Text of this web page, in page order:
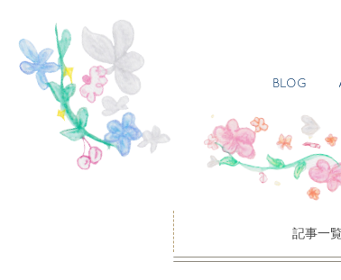
BLOG
記事一